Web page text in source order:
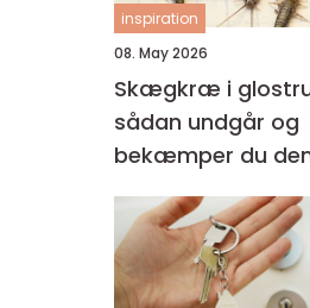
inspiration
08. May 2026
Skægkræ i
sådan undgår og
bekæmper du